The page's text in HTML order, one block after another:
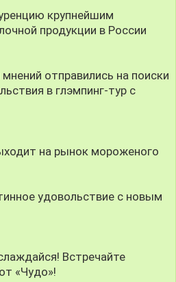
крупнейшим
продукции в России
отправились на поиски
в глэмпинг-тур с
на рынок мороженого
удовольствие с новым
Встречайте
«Чудо»!